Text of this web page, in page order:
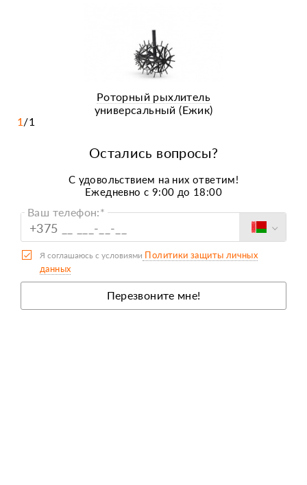
Роторный рыхлитель
универсальный (Ежик)
1 /1
Остались вопросы?
C удовольствием на них ответим!
Ежедневно с 9:00 до 18:00
Ваш телефон:*
Перезвоните мне!
Я соглашаюсь с условиями Политики защиты личных
данных